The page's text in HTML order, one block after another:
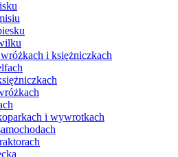
i księżniczkach
i wywrotkach